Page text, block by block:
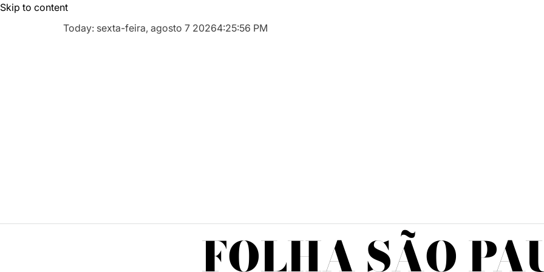
Skip to content
Today: sexta-feira, agosto 7 20264:25:57 PM
FOLHA SÃO